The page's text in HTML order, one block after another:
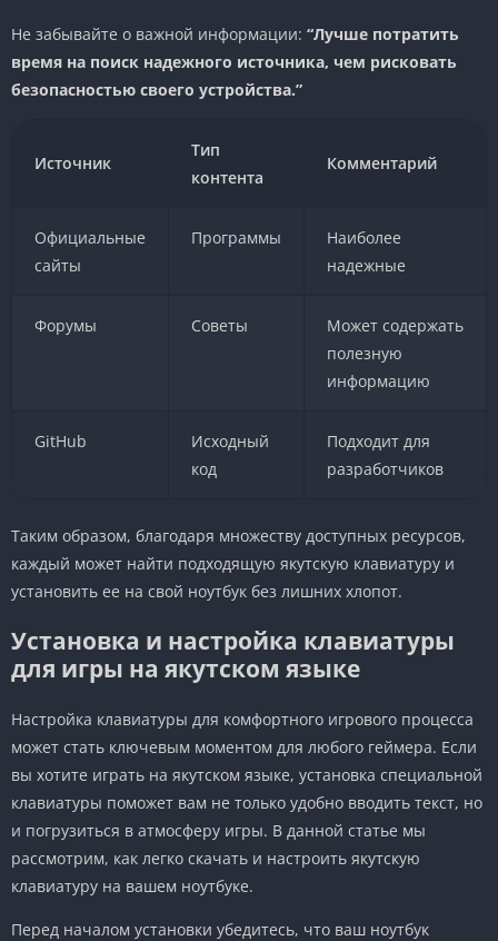
Не забывайте о важной информации: “Лучше потратить
время на поиск надежного источника, чем рисковать
безопасностью своего устройства.”
Источник
Тип
контента
Комментарий
Официальные
сайты
Программы
Наиболее
надежные
Форумы Советы
Может содержать
полезную
информацию
GitHub
Исходный
код
Подходит для
разработчиков
Таким образом, благодаря множеству доступных ресурсов,
каждый может найти подходящую якутскую клавиатуру и
установить ее на свой ноутбук без лишних хлопот.
Установка и настройка клавиатуры
для игры на якутском языке
Настройка клавиатуры для комфортного игрового процесса
может стать ключевым моментом для любого геймера. Если
вы хотите играть на якутском языке, установка специальной
клавиатуры поможет вам не только удобно вводить текст, но
и погрузиться в атмосферу игры. В данной статье мы
рассмотрим, как легко скачать и настроить якутскую
клавиатуру на вашем ноутбуке.
Перед началом установки убедитесь, что ваш ноутбук